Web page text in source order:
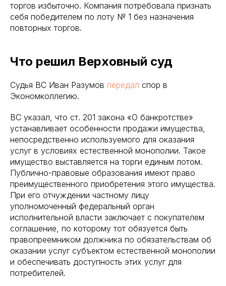
торгов избыточно. Компания потребовала признать
себя победителем по лоту № 1 без назначения
повторных торгов.
Что решил Верховный суд
Судья ВС Иван Разумов передал спор в
Экономколлегию.
ВС указал, что ст. 201 закона «О банкротстве»
устанавливает особенности продажи имущества,
непосредственно используемого для оказания
услуг в условиях естественной монополии. Такое
имущество выставляется на торги единым лотом.
Публично-правовые образования имеют право
преимущественного приобретения этого имущества.
При его отчуждении частному лицу
уполномоченный федеральный орган
исполнительной власти заключает с покупателем
соглашение, по которому тот обязуется быть
правопреемником должника по обязательствам об
оказании услуг субъектом естественной монополии
и обеспечивать доступность этих услуг для
потребителей.